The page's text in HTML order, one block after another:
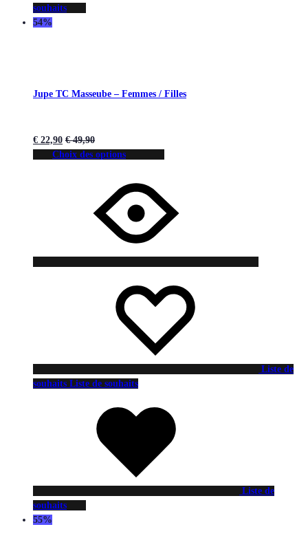
souhaits
54%
Jupe TC Masseube – Femmes / Filles
€ 22,90 €49,90
Choix des options
Liste de
souhaits Liste de souhaits
Liste de
souhaits
55%